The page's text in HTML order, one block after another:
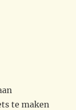
te maken